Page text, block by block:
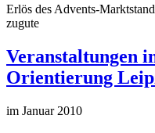
Erlös des Advents-
zugute
Veranstaltungen
Orientierung
im Januar 2010